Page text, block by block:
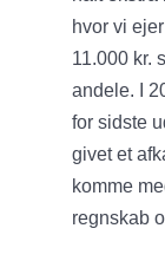
hvor vi
11.000 kr.
andele. I
for sidste
givet et
komme
regnskab